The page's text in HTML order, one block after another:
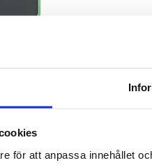
för att anpassa innehållet
DU FRÅGOR?